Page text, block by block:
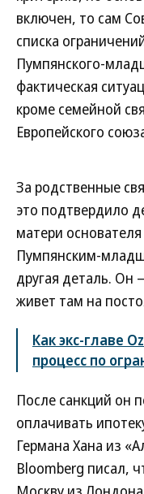
включен, то сам
списка
Пумпянского-
фактическая
кроме семейной
Европейского
За родственные
это подтвердило
матери
Пумпянским-
другая деталь.
живет там на
Как экс-главе
процесс по
После санкций он
оплачивать
Германа Хана из
Bloomberg писал,